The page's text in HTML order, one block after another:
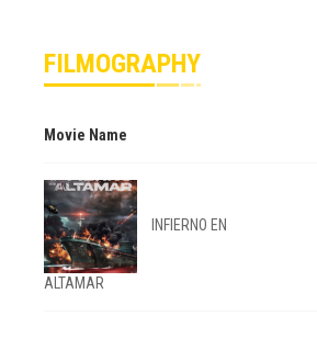
FILMOGRAPHY
Movie Name
INFIERNO EN
ALTAMAR